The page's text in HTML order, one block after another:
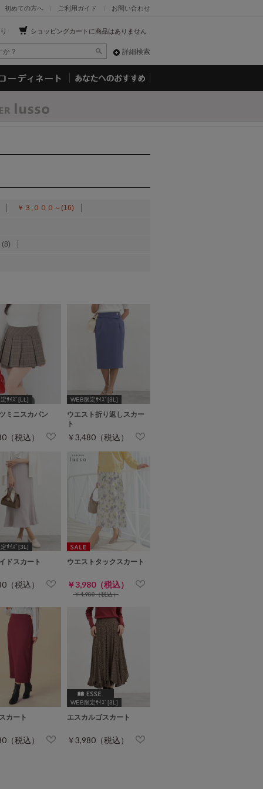
お問い合わせ
ご利用ガイド
初めての方へ
ショッピングカートに商品はありません
詳細検索
￥３,０００～(16)
(8)
ｻｲｽﾞ[LL]
ミニスカパン
（税込）
WEB限定ｻｲｽﾞ[3L]
ウエスト折り返しスカー
ト
￥3,480（税込）
ｻｲｽﾞ[3L]
ドスカート
（税込）
ウエストタックスカート
￥3,980（税込）
￥4,980（税込）
カート
（税込）
WEB限定ｻｲｽﾞ[3L]
エスカルゴスカート
￥3,980（税込）